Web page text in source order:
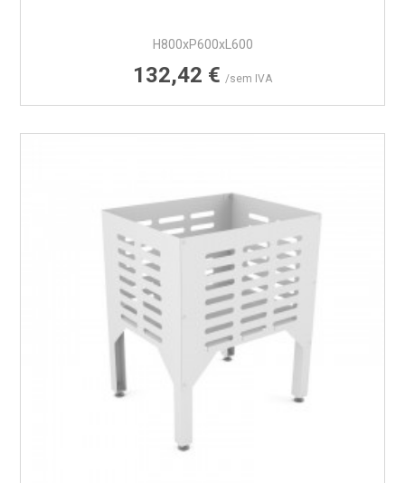
H800xP600xL600
Preço
132,42 € /sem IVA